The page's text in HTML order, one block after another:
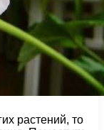
растений, то